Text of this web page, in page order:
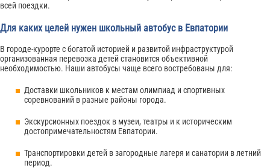
всей поездки.
Для каких целей нужен школьный автобус в Евпатории
В городе-курорте с богатой историей и развитой инфраструктурой
организованная перевозка детей становится объективной
необходимостью. Наши автобусы чаще всего востребованы для:
Доставки школьников к местам олимпиад и спортивных
соревнований в разные районы города.
Экскурсионных поездок в музеи, театры и к историческим
достопримечательностям Евпатории.
Транспортировки детей в загородные лагеря и санатории в летний
период.